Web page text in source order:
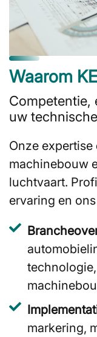
Waarom
Competentie,
uw
Onze expertise
machinebouw
luchtvaart.
ervaring en
markering,